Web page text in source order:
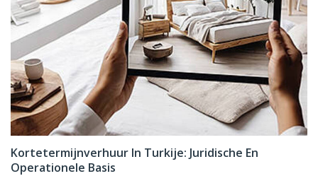
Kortetermijnverhuur In Turkije: Juridische En
Operationele Basis